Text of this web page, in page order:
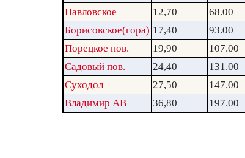
Павловское
12,70 68.00
Борисовское(гора) 17,40 93.00
Порецкое пов.
19,90 107.00
Садовый пов.
24,40 131.00
Суходол
27,50 147.00
Владимир АВ
36,80 197.00